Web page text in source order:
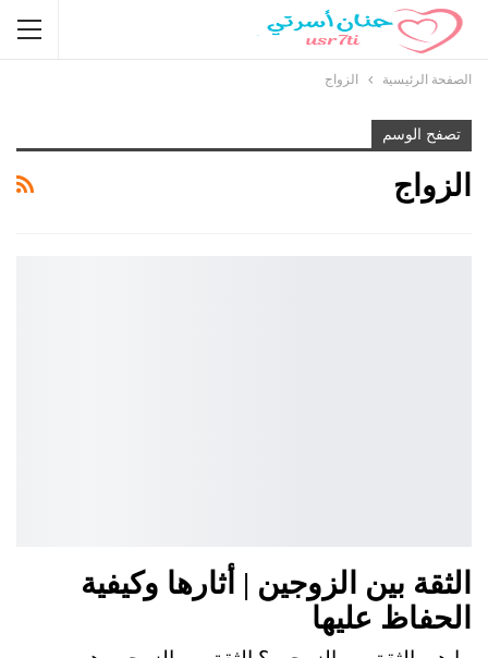
الصفحة الرئيسية الزواج
تصفح الوسم
الزواج
الثقة بين الزوجين | أثارها وكيفية
الحفاظ عليها